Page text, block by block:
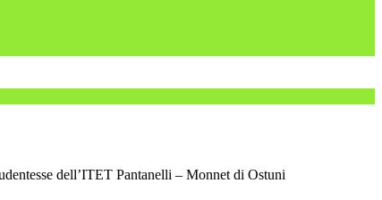
dell’ITET Pantanelli – Monnet di Ostuni